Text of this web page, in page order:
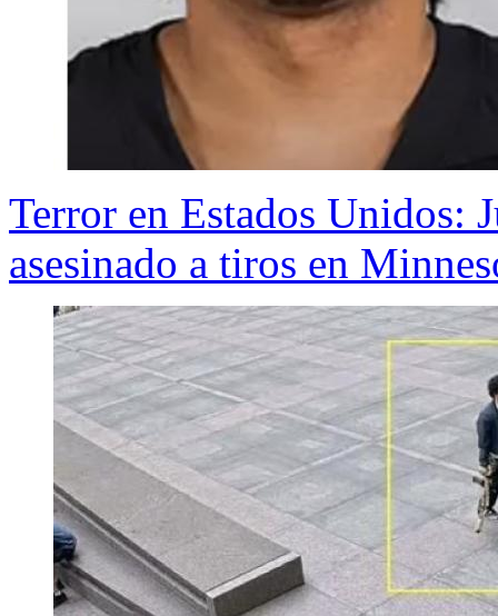
Terror en Estados Unidos:
asesinado a tiros en